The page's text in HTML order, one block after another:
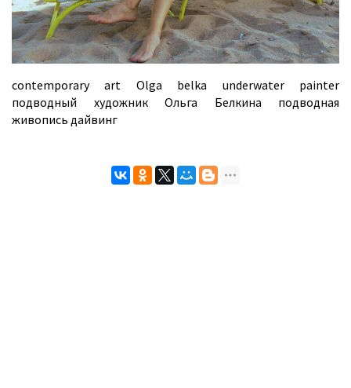
contemporary art Olga belka underwater painter
подводный художник Ольга Белкина подводная
живопись дайвинг